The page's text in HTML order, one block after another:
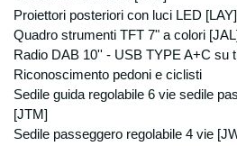
a soggetti ai quali la
dati stessi sia
legge o regolamentari.
nessuna forma di
dei vostri dati. Diritti di
196/2003 Ai clienti è
aggiornamento,
Proiettori posteriori con luci LED [LAY]
Quadro strumenti TFT 7" a colori [JAL]
Radio DAB 10'' - USB TYPE A+C su
Riconoscimento pedoni e ciclisti
Sedile guida regolabile 6 vie sedile
[JTM]
Sedile passeggero regolabile 4 vie